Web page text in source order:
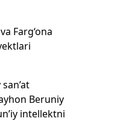
Farg‘ona
Beruniy
intellektni